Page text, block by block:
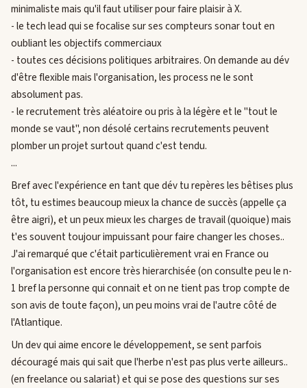
minimaliste mais qu'il faut utiliser pour faire plaisir à X.
- le tech lead qui se focalise sur ses compteurs sonar tout en
oubliant les objectifs commerciaux
- toutes ces décisions politiques arbitraires. On demande au dév
d'être flexible mais l'organisation, les process ne le sont
absolument pas.
- le recrutement très aléatoire ou pris à la légère et le "tout le
monde se vaut", non désolé certains recrutements peuvent
plomber un projet surtout quand c'est tendu.
...
Bref avec l'expérience en tant que dév tu repères les bêtises plus
tôt, tu estimes beaucoup mieux la chance de succès (appelle ça
être aigri), et un peux mieux les charges de travail (quoique) mais
t'es souvent toujour impuissant pour faire changer les choses..
J'ai remarqué que c'était particulièrement vrai en France ou
l'organisation est encore très hierarchisée (on consulte peu le n-
1 bref la personne qui connait et on ne tient pas trop compte de
son avis de toute façon), un peu moins vrai de l'autre côté de
l'Atlantique.
Un dev qui aime encore le développement, se sent parfois
découragé mais qui sait que l'herbe n'est pas plus verte ailleurs..
(en freelance ou salariat) et qui se pose des questions sur ses